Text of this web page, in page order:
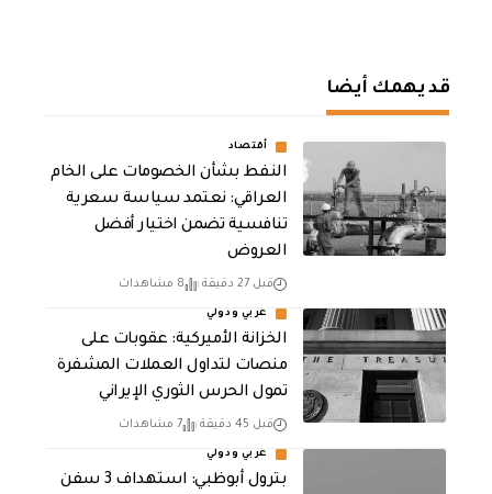
قد يهمك أيضا
أقتصاد
النفط بشأن الخصومات على الخام
العراقي: نعتمد سياسة سعرية
تنافسية تضمن اختيار أفضل
العروض
قبل 27 دقيقة 8 مشاهدات
عربي ودولي
الخزانة الأميركية: عقوبات على
منصات لتداول العملات المشفرة
تمول الحرس الثوري الإيراني
قبل 45 دقيقة 7 مشاهدات
عربي ودولي
بترول أبوظبي: استهداف 3 سفن